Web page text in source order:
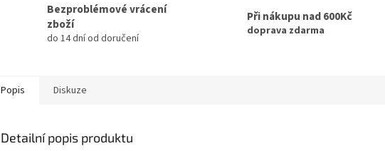
Bezproblémové vrácení
zboží
do 14 dní od doručení
Při nákupu nad 600Kč
doprava zdarma
Popis Diskuze
Detailní popis produktu